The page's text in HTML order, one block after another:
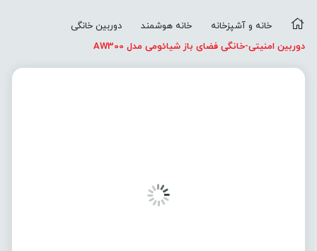
خانه و آشپزخانه خانه هوشمند
دوربین خانگی
دوربین امنیتی-خانگی فضای باز شیائومی مدل AW300